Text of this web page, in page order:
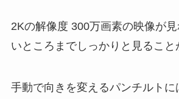
2Kの解像度 300万画素の映像が
いところまでしっかりと見ること
手動で向きを変えるパンチルトに